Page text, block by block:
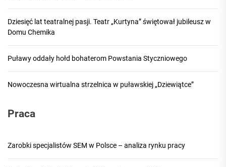
Dziesięć lat teatralnej pasji. Teatr „Kurtyna” świętował jubileusz w
Domu Chemika
Puławy oddały hołd bohaterom Powstania Styczniowego
Nowoczesna wirtualna strzelnica w puławskiej „Dziewiątce”
Praca
Zarobki specjalistów SEM w Polsce – analiza rynku pracy